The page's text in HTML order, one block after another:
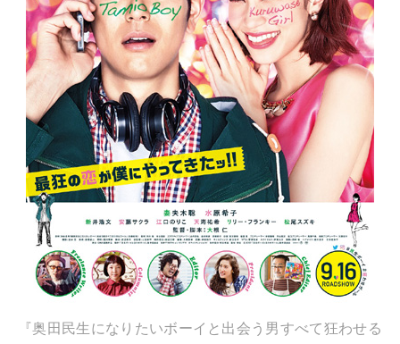
『奥田民生になりたいボーイと出会う男すべて狂わせる